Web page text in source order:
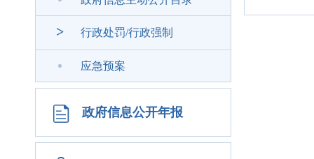
> 行政处罚/行政强制
应急预案
政府信息公开年报